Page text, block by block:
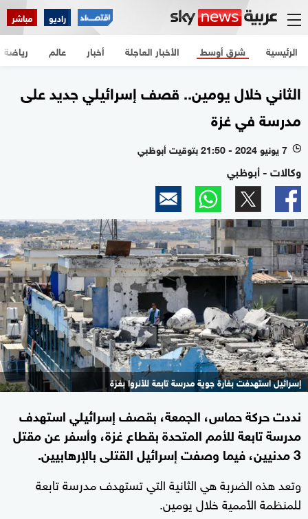
راديو مباشر
الرئيسية الأخبار العاجلة أخبار شرق أوسط عالم رياضة
الثاني خلال يومين.. قصف إسرائيلي جديد على
مدرسة في غزة
l 7 يونيو 2024 - 21:50 بتوقيت أبوظبي
وكالات - أبوظبي
إسرائيل استهدفت بغارة جوية مدرسة تابعة للأنروا بغزة
نددت حركة حماس، الجمعة، بقصف إسرائيلي استهدف
مدرسة تابعة للأمم المتحدة بقطاع غزة، وأسفر عن مقتل
3 مدنيين، فيما وصفت إسرائيل القتلى بالإرهابيين.
وتعد هذه الضربة هي الثانية التي تستهدف مدرسة تابعة
للمنظمة الأممية خلال يومين.